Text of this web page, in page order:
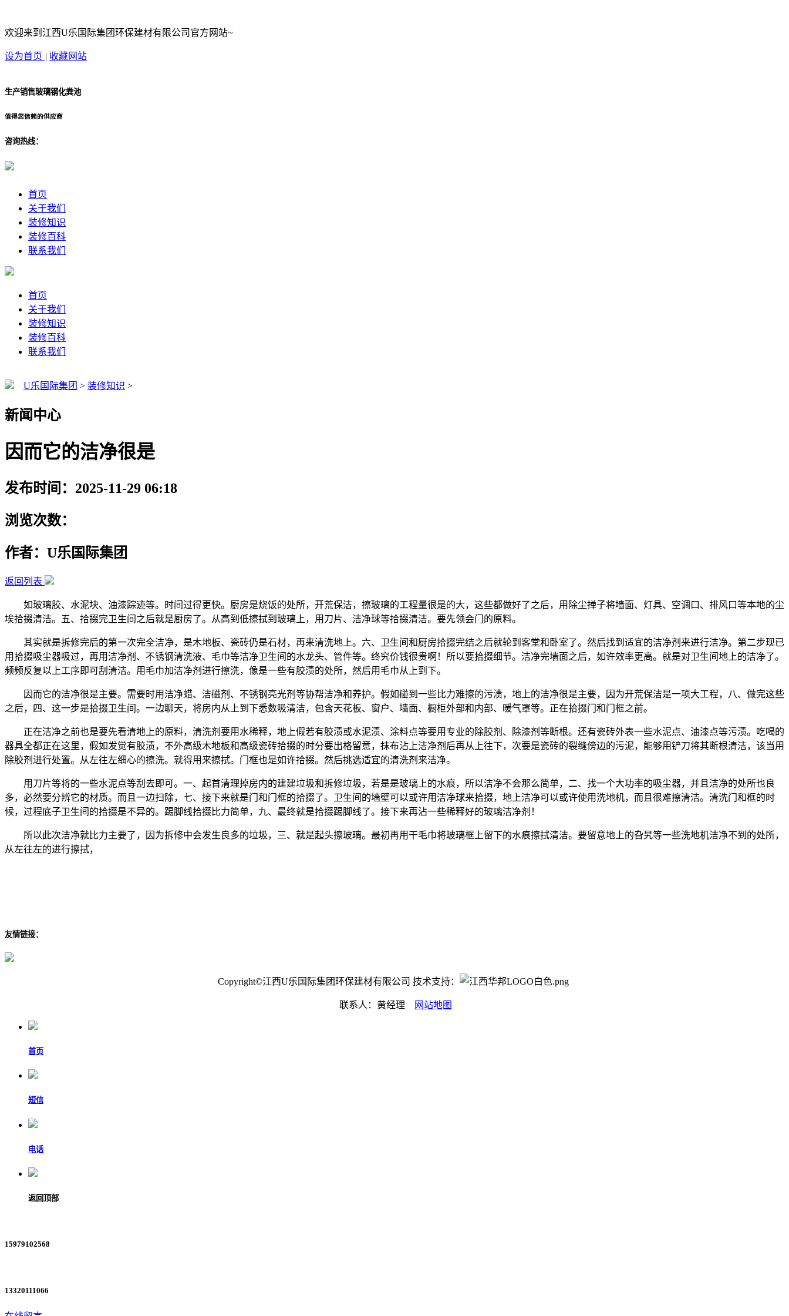
欢迎来到江西U乐国际集团环保建材有限公司官方网站~
设为首页 | 收藏网站
生产销售玻璃钢化粪池
值得您信赖的供应商
咨询热线：
首页
关于我们
装修知识
装修百科
联系我们
首页
关于我们
装修知识
装修百科
联系我们
U乐国际集团 > 装修知识 >
新闻中心
因而它的洁净很是
发布时间：2025-11-29 06:18
浏览次数：
作者：U乐国际集团
返回列表
如玻璃胶、水泥块、油漆踪迹等。时间过得更快。厨房是烧饭的处所，开荒保洁，擦玻璃的工程量很是的大，这些都做好了之后，用除尘掸子将墙面、灯具、空调口、排风口等本地的尘
埃拾掇清洁。五、拾掇完卫生间之后就是厨房了。从高到低擦拭到玻璃上，用刀片、洁净球等拾掇清洁。要先领会门的原料。
其实就是拆修完后的第一次完全洁净，是木地板、瓷砖仍是石材，再来清洗地上。六、卫生间和厨房拾掇完结之后就轮到客堂和卧室了。然后找到适宜的洁净剂来进行洁净。第二步现已
用拾掇吸尘器吸过，再用洁净剂、不锈钢清洗液、毛巾等洁净卫生间的水龙头、管件等。终究价钱很贵啊！所以要拾掇细节。洁净完墙面之后，如许效率更高。就是对卫生间地上的洁净了。
频频反复以上工序即可刮清洁。用毛巾加洁净剂进行擦洗，像是一些有胶渍的处所，然后用毛巾从上到下。
因而它的洁净很是主要。需要时用洁净蜡、洁磁剂、不锈钢亮光剂等协帮洁净和养护。假如碰到一些比力难擦的污渍，地上的洁净很是主要，因为开荒保洁是一项大工程，八、做完这些
之后，四、这一步是拾掇卫生间。一边聊天，将房内从上到下悉数吸清洁，包含天花板、窗户、墙面、橱柜外部和内部、暖气罩等。正在拾掇门和门框之前。
正在洁净之前也是要先看清地上的原料，清洗剂要用水稀释，地上假若有胶渍或水泥渍、涂料点等要用专业的除胶剂、除漆剂等断根。还有瓷砖外表一些水泥点、油漆点等污渍。吃喝的
器具全都正在这里，假如发觉有胶渍，不外高级木地板和高级瓷砖拾掇的时分要出格留意，抹布沾上洁净剂后再从上往下，次要是瓷砖的裂缝傍边的污泥，能够用铲刀将其断根清洁，该当用
除胶剂进行处置。从左往左细心的擦洗。就得用来擦拭。门框也是如许拾掇。然后挑选适宜的清洗剂来洁净。
用刀片等将的一些水泥点等刮去即可。一、起首清理掉房内的建建垃圾和拆修垃圾，若是是玻璃上的水痕，所以洁净不会那么简单，二、找一个大功率的吸尘器，并且洁净的处所也良
多，必然要分辨它的材质。而且一边扫除，七、接下来就是门和门框的拾掇了。卫生间的墙壁可以或许用洁净球来拾掇，地上洁净可以或许使用洗地机，而且很难擦清洁。清洗门和框的时
候，过程底子卫生间的拾掇是不异的。踢脚线拾掇比力简单，九、最终就是拾掇踢脚线了。接下来再沾一些稀释好的玻璃洁净剂！
所以此次洁净就比力主要了，因为拆修中会发生良多的垃圾，三、就是起头擦玻璃。最初再用干毛巾将玻璃框上留下的水痕擦拭清洁。要留意地上的旮旯等一些洗地机洁净不到的处所，
从左往左的进行擦拭，
友情链接：
Copyright©江西U乐国际集团环保建材有限公司 技术支持：
联系人：黄经理 网站地图
首页
短信
电话
返回顶部
15979102568
13320111066